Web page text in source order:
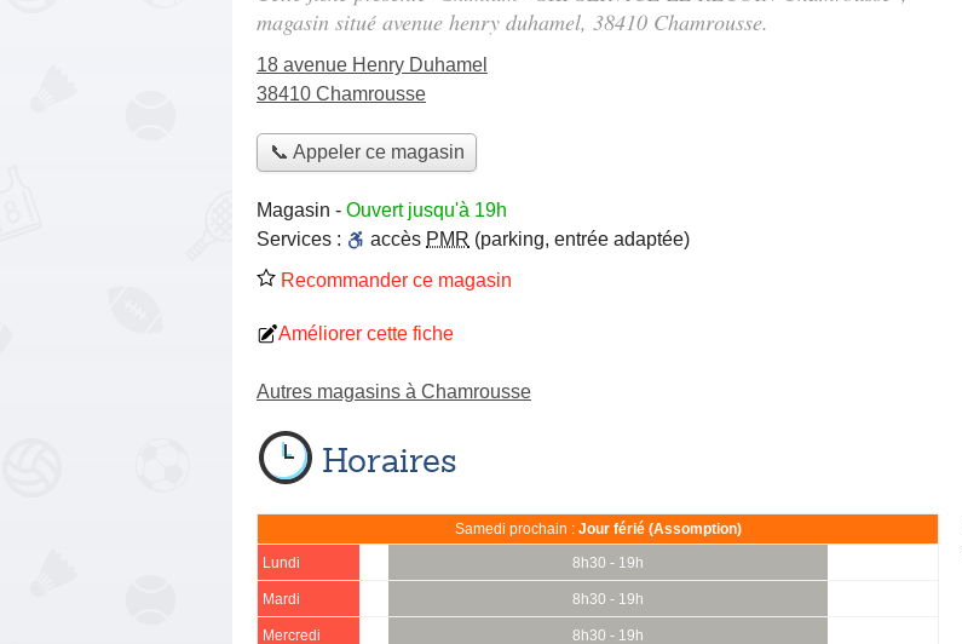
magasin situé avenue henry duhamel, 38410 Chamrousse.
18 avenue Henry Duhamel
38410 Chamrousse
📞 Appeler ce magasin
Magasin - Ouvert jusqu'à 19h
Services :
accès PMR (parking, entrée adaptée)
Recommander ce magasin
Améliorer cette fiche
Autres magasins à Chamrousse
Horaires
Samedi prochain : Jour férié (Assomption)
Lundi 8h30 - 19h
Mardi 8h30 - 19h
Mercredi 8h30 - 19h